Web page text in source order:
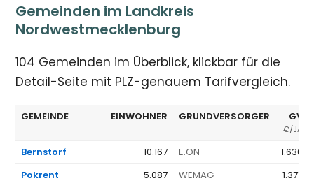
Gemeinden im Landkreis
Nordwestmecklenburg
104 Gemeinden im Überblick, klickbar für die
Detail-Seite mit PLZ-genauem Tarifvergleich.
GEMEINDE EINWOHNER GRUNDVERSORGER GV Ø
€/JAHR
Bernstorf 10.167 E.ON
1.636 €
Pokrent
5.087 WEMAG
1.377 €